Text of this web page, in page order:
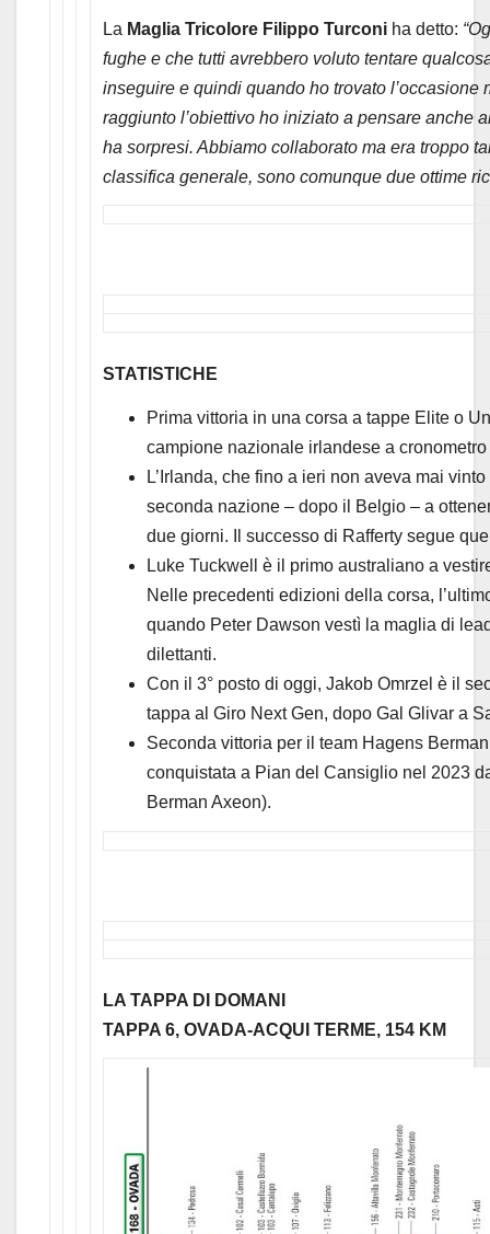
La Maglia Tricolore Filippo Turconiha detto:
fughe e che tutti avrebbero voluto tentare
inseguire e quindi quando ho trovato l’occasione
raggiunto l’obiettivo ho iniziato a pensare anche
ha sorpresi. Abbiamo collaborato ma era troppo
classifica generale, sono comunque due ottime
STATISTICHE
Prima vittoria in una corsa a tappe Elite o
campione nazionale irlandese a
L’Irlanda, che fino a ieri non aveva mai
seconda nazione – dopo il Belgio – a
due giorni. Il successo di Rafferty segue
Luke Tuckwell è il primo australiano a
Nelle precedenti edizioni della corsa,
quando Peter Dawson vestì la maglia di
dilettanti.
Con il 3° posto di oggi, Jakob Omrzel è il
tappa al Giro Next Gen, dopo Gal Glivar a
Seconda vittoria per il team Hagens
conquistata a Pian del Cansiglio nel 2023
Berman Axeon).
LA TAPPA DI DOMANI
TAPPA 6, OVADA-ACQUI TERME, 154 KM